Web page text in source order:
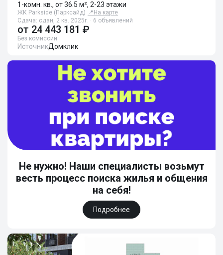
1-комн. кв., от 36.5 м², 2-23 этажи
ЖК Parkside (Парксайд) 📍 На карте
Сдача: сдан, 2 кв. 2025г. · 6 объявлений
от 24 443 181 ₽
Без комиссии
ИсточникДомклик
Не нужно! Наши специалисты возьмут
весть процесс поиска жилья и общения
на себя!
Подробнее